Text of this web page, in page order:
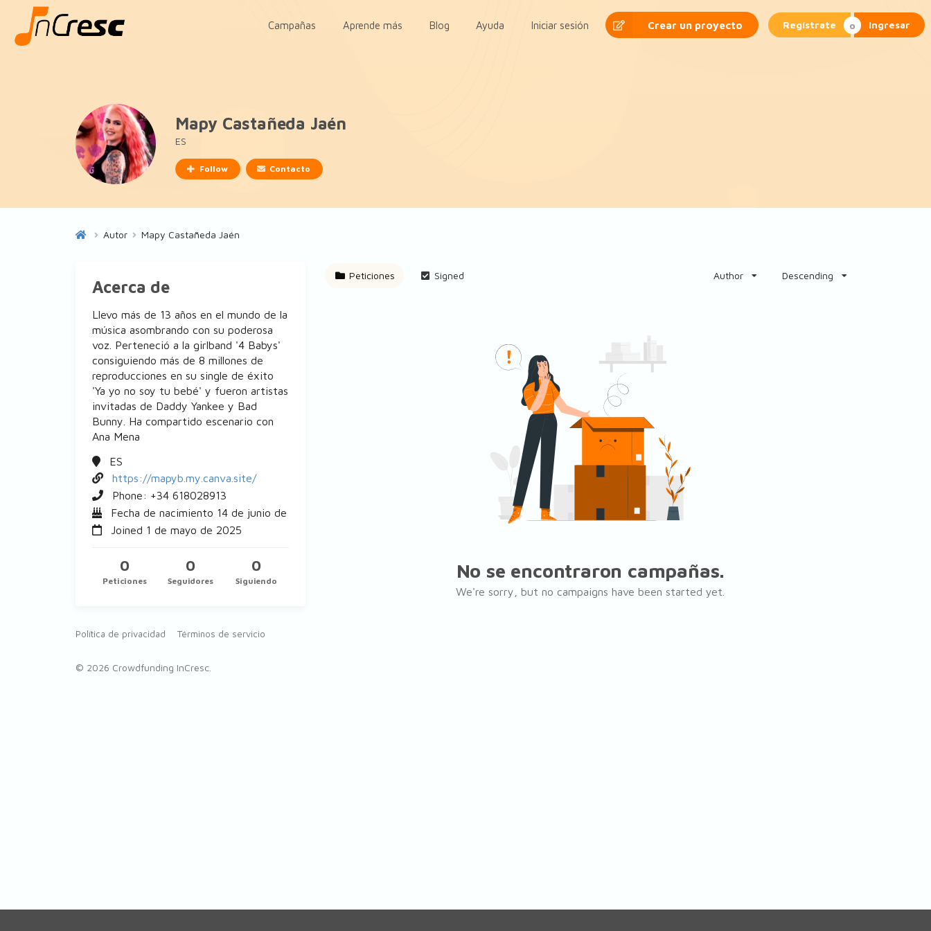
Campañas Aprende más Blog Ayuda Iniciar sesión Crear un proyecto Regístrate Ingresar
Mapy Castañeda Jaén
ES
Follow Contacto
Autor Mapy Castañeda Jaén
Acerca de
Llevo más de 13 años en el mundo de la
música asombrando con su poderosa
voz. Perteneció a la girlband '4 Babys'
consiguiendo más de 8 millones de
reproducciones en su single de éxito
'Ya yo no soy tu bebé' y fueron artistas
invitadas de Daddy Yankee y Bad
Bunny. Ha compartido escenario con
Ana Mena
ES
https://mapyb.my.canva.site/
Phone: +34 618028913
Fecha de nacimiento 14 de junio de 1988
Joined 1 de mayo de 2025
0
Peticiones
0
Seguidores
0
Siguiendo
Política de privacidad Términos de servicio
© 2026 Crowdfunding InCresc.
Peticiones Signed Author Descending
No se encontraron campañas.
We're sorry, but no campaigns have been started yet.